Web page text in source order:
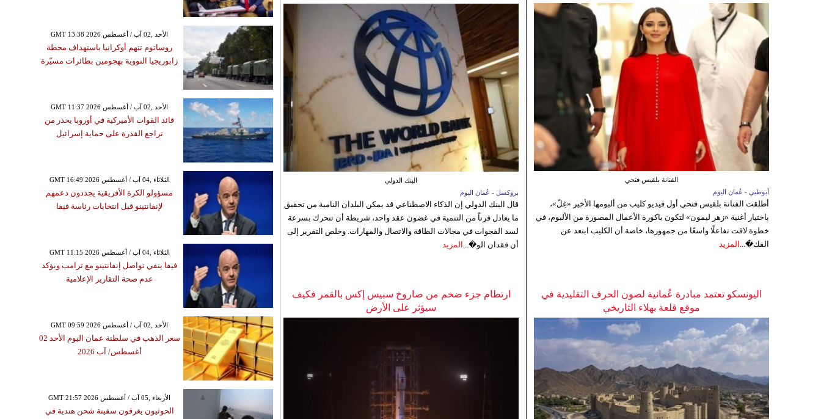
البنك الدولي
بروكسل - عُمان اليوم
قال البنك الدولي إن الذكاء الاصطناعي قد يمكن البلدان النامية من تحقيق
ما يعادل قرناً من التنمية في غضون عقد واحد، شريطة أن تتحرك بسرعة
لسد الفجوات في مجالات الطاقة والاتصال والمهارات. وخلص التقرير إلى
أن فقدان الو�... المزيد
الفنانة بلقيس فتحي
أبوظبي - عُمان اليوم
أطلقت الفنانة بلقيس فتحي أول فيديو كليب من ألبومها الأخير «غِلّ»،
باختيار أغنية «زهر ليمون» لتكون باكورة الأعمال المصورة من الألبوم، في
خطوة لاقت تفاعلًا واسعًا من جمهورها، خاصة أن الكليب ابتعد عن
الفك�... المزيد
ارتطام جزء ضخم من صاروخ سبيس إكس بالقمر فكيف
سيؤثر على الأرض
اليونسكو تعتمد مبادرة عُمانية لصون الحرف التقليدية في
موقع قلعة بهلاء التاريخي
GMT 13:38 2026 الأحد ,02 آب / أغسطس
روساتوم تتهم أوكرانيا باستهداف محطة
زابوريجيا النووية بهجومين بطائرات مسيّرة
GMT 11:37 2026 الأحد ,02 آب / أغسطس
قائد القوات الأميركية في أوروبا يحذر من
تراجع القدرة على حماية إسرائيل
GMT 16:49 2026 الثلاثاء ,04 آب / أغسطس
مسؤولو الكرة الأفريقية يجددون دعمهم
لإنفانتينو قبل انتخابات رئاسة فيفا
GMT 11:15 2026 الثلاثاء ,04 آب / أغسطس
فيفا ينفي تواصل إنفانتينو مع ترامب ويؤكد
عدم صحة التقارير الإعلامية
GMT 09:59 2026 الأحد ,02 آب / أغسطس
سعر الذهب في سلطنة عمان اليوم الأحد 02
أغسطس/ آب 2026
GMT 21:57 2026 الأربعاء ,05 آب / أغسطس
الحوثيون يغرقون سفينة شحن هندية في